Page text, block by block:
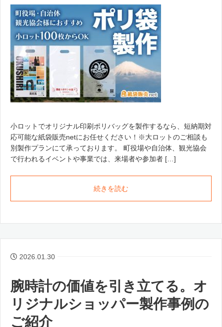
小ロットでオリジナル印刷ポリバッグを製作するなら、短納期対
応可能な紙袋販売netにお任せください！※大ロットのご相談も
別製作プランにて承っております。 町役場や自治体、観光協会
で行われるイベントや事業では、来場者や参加者 […]
続きを読む
2026.01.30
腕時計の価値を引き立てる。オ
リジナルショッパー製作事例の
ご紹介